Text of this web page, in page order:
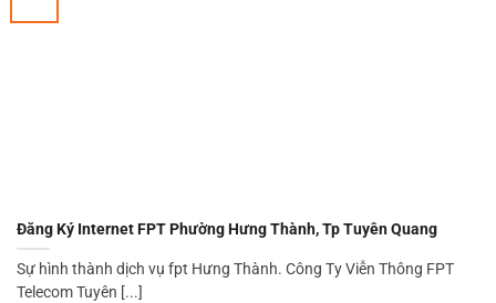
Đăng Ký Internet FPT Phường Hưng Thành, Tp Tuyên Quang
Sự hình thành dịch vụ fpt Hưng Thành. Công Ty Viễn Thông FPT
Telecom Tuyên [...]